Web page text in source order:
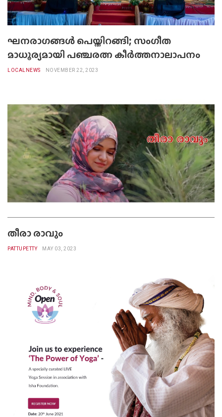
ഘനരാഗങ്ങൾ പെയ്തിറങ്ങി; സംഗീത
മാധൂര്യമായി പഞ്ചരത്ന കീർത്തനാലാപനം
LOCALNEWS NOVEMBER 22, 2023
തീരാ രാവും
PATTUPETTY MAY 03, 2023